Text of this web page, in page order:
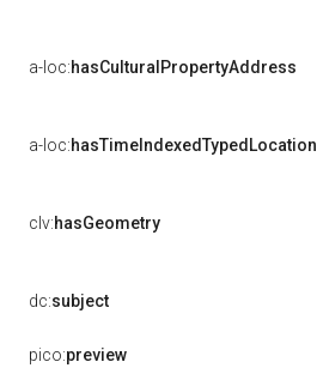
a-loc:hasCulturalPropertyAddress
a-loc:hasTimeIndexedTypedLocation
clv:hasGeometry
dc:subject
pico:preview